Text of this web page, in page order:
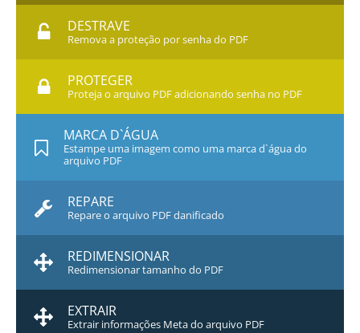
DESTRAVE
Remova a proteção por senha do PDF
PROTEGER
Proteja o arquivo PDF adicionando senha no PDF
MARCA D`ÁGUA
Estampe uma imagem como uma marca d`água do
arquivo PDF
REPARE
Repare o arquivo PDF danificado
REDIMENSIONAR
Redimensionar tamanho do PDF
EXTRAIR
Extrair informações Meta do arquivo PDF